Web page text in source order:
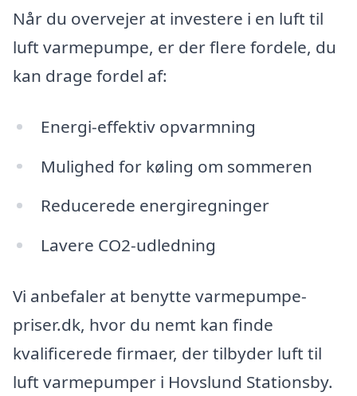
Når du overvejer at investere i en luft til
luft varmepumpe, er der flere fordele, du
kan drage fordel af:
Energi-effektiv opvarmning
Mulighed for køling om sommeren
Reducerede energiregninger
Lavere CO2-udledning
Vi anbefaler at benytte varmepumpe-
priser.dk, hvor du nemt kan finde
kvalificerede firmaer, der tilbyder luft til
luft varmepumper i Hovslund Stationsby.